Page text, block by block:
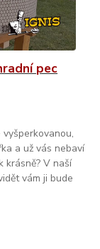
pec
a už vás nebaví
krásně? V naší
vám ji bude